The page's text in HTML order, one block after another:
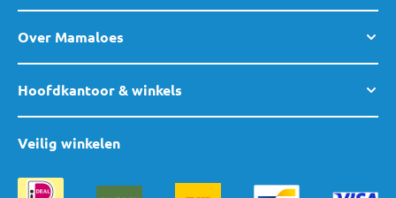
Over Mamaloes
Hoofdkantoor & winkels
Veilig winkelen